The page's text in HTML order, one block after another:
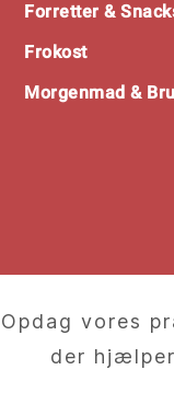
Forretter &
Frokost
Morgenmad &
Opdag vores
der